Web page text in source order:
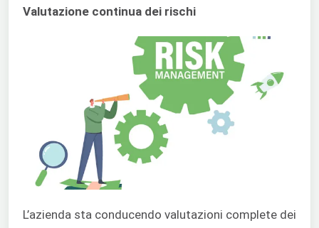
Valutazione continua dei rischi
L’azienda sta conducendo valutazioni complete dei